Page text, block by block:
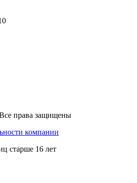
права защищены
компании
старше 16 лет